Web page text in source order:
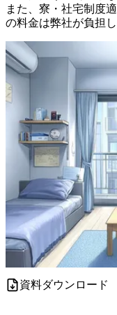
また、寮・社宅制度
の料金は弊社が負担し
資料ダウンロード